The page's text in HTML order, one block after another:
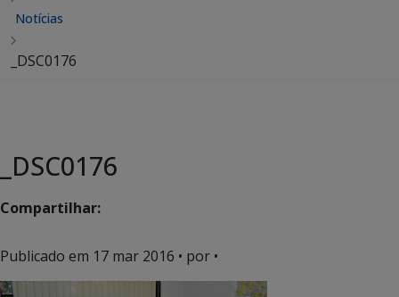
Notícias
_DSC0176
_DSC0176
Compartilhar:
Publicado em 17 mar 2016 • por •